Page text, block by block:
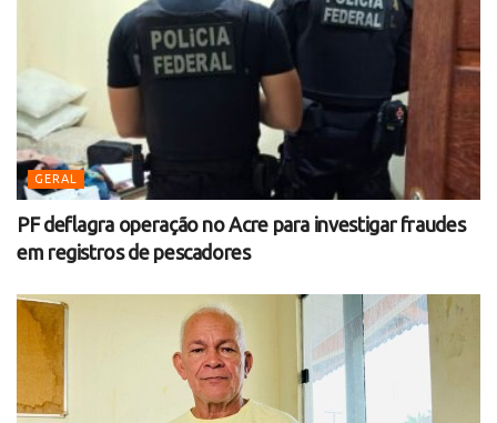
GERAL
PF deflagra operação no Acre para investigar fraudes
em registros de pescadores